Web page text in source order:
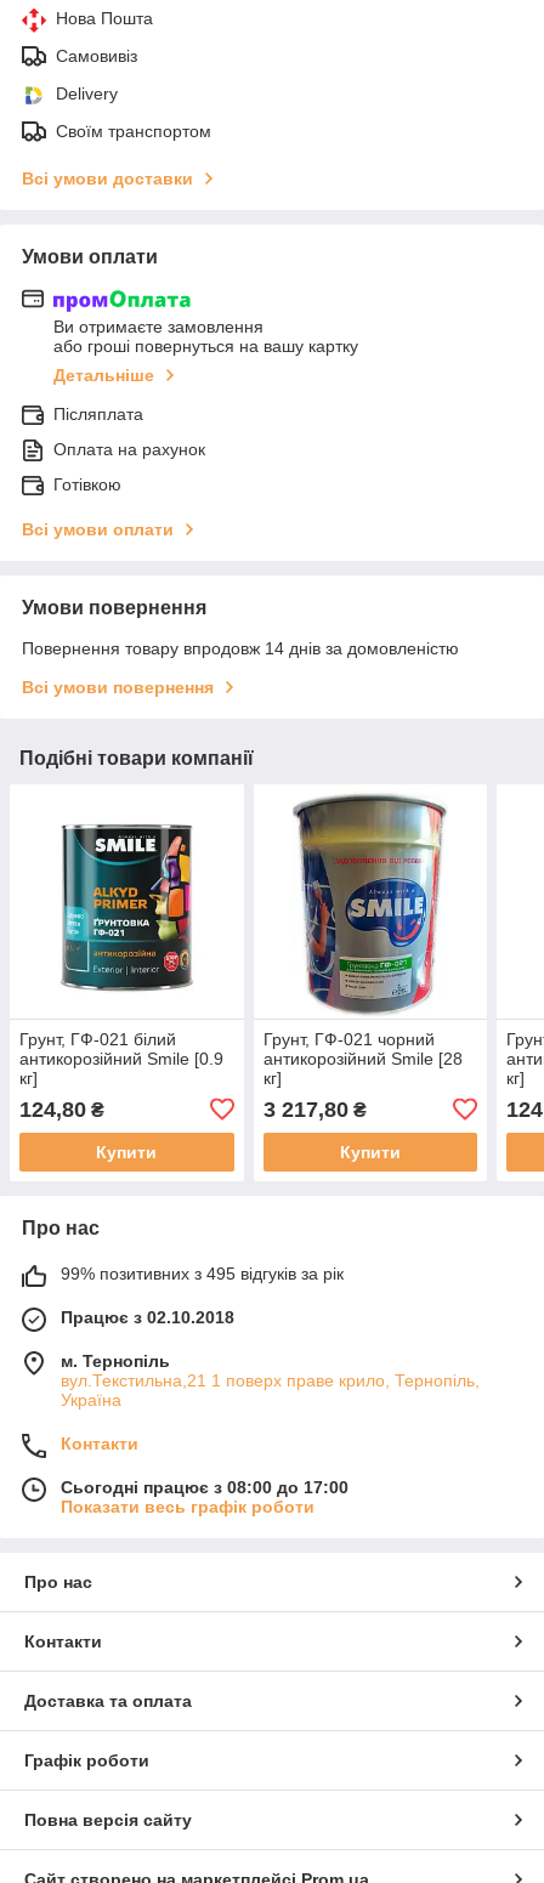
Нова Пошта
Самовивіз
Delivery
Своїм транспортом
Всі умови доставки
Умови оплати
Ви отримаєте замовлення
або гроші повернуться на вашу картку
Детальніше
Післяплата
Оплата на рахунок
Готівкою
Всі умови оплати
Умови повернення
Повернення товару впродовж 14 днів за домовленістю
Всі умови повернення
Подібні товари компанії
Грунт, ГФ-021 білий
антикорозійний Smile [0.9
кг]
124,80 ₴
Купити
Грунт, ГФ-021 чорний
антикорозійний Smile [28
кг]
3 217,80₴
Купити
кг]
Про нас
99% позитивних з 495 відгуків за рік
Працює з 02.10.2018
м. Тернопіль
вул.Текстильна,21 1 поверх праве крило, Тернопіль,
Україна
Контакти
Сьогодні працює з 08:00 до 17:00
Показати весь графік роботи
Про нас
Контакти
Доставка та оплата
Графік роботи
Повна версія сайту